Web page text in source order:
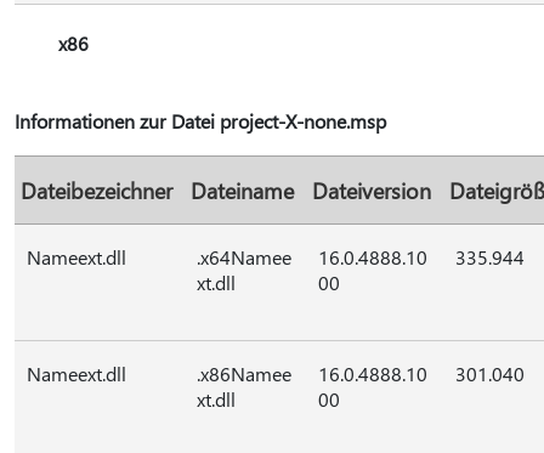
x86
Informationen zur Datei project-X-none.msp
Dateibezeichner Dateiname Dateiversion
Nameext.dll
.x64Namee
xt.dll
16.0.4888.10
00
335.944
Nameext.dll
.x86Namee
xt.dll
16.0.4888.10
00
301.040